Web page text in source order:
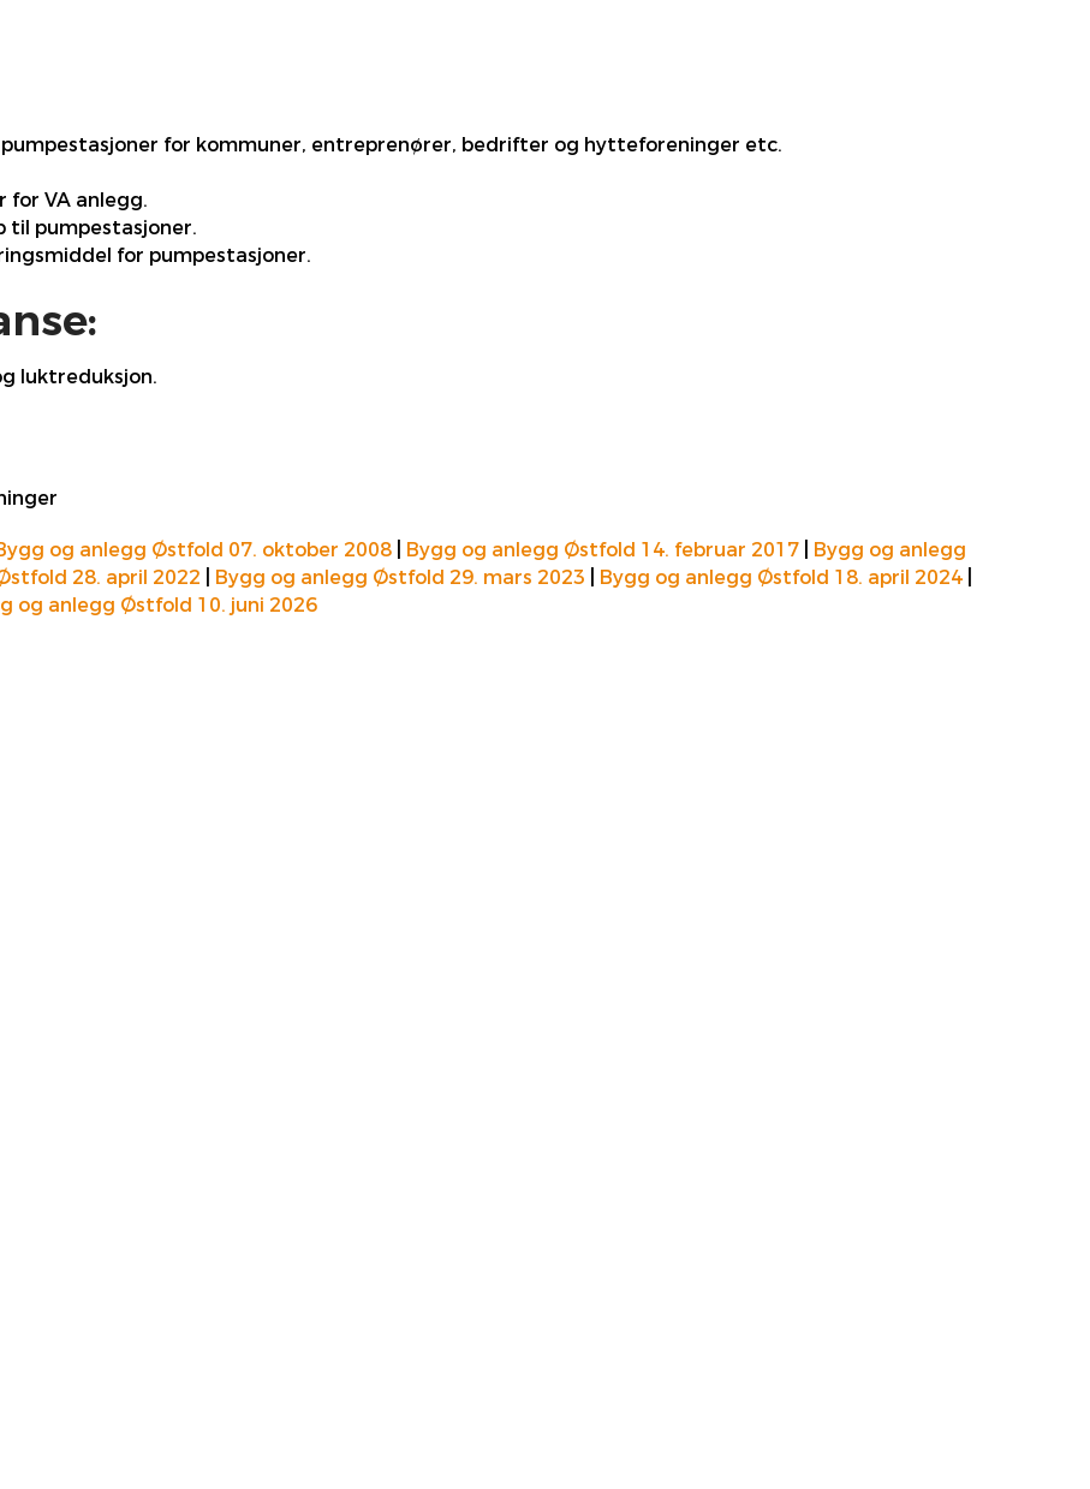
pumpestasjoner for kommuner, entreprenører, bedrifter og hytteforeninger etc.
for VA anlegg.
til pumpestasjoner.
for pumpestasjoner.
luktreduksjon.
og anlegg Østfold 07. oktober 2008 Bygg og anlegg Østfold 14. februar 2017
Bygg og anlegg
28. april 2022 Bygg og anlegg Østfold 29. mars 2023 Bygg og anlegg Østfold 18. april 2024
og anlegg Østfold 10. juni 2026